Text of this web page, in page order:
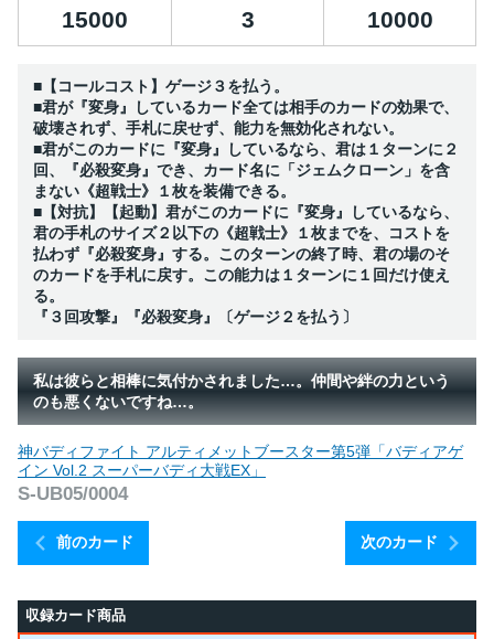
15000 3 10000
■【コールコスト】ゲージ３を払う。
■君が『変身』しているカード全ては相手のカードの効果で、
破壊されず、手札に戻せず、能力を無効化されない。
■君がこのカードに『変身』しているなら、君は１ターンに２
回、『必殺変身』でき、カード名に「ジェムクローン」を含
まない《超戦士》１枚を装備できる。
■【対抗】【起動】君がこのカードに『変身』しているなら、
君の手札のサイズ２以下の《超戦士》１枚までを、コストを
払わず『必殺変身』する。このターンの終了時、君の場のそ
のカードを手札に戻す。この能力は１ターンに１回だけ使え
る。
『３回攻撃』『必殺変身』〔ゲージ２を払う〕
私は彼らと相棒に気付かされました…。仲間や絆の力という
のも悪くないですね…。
前のカード
神バディファイト アルティメットブースター第5弾「バディアゲ
イン Vol.2 スーパーバディ大戦EX」
S-UB05/0004
次のカード
収録カード商品